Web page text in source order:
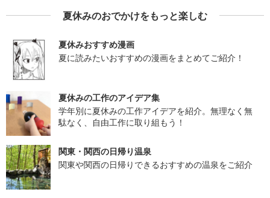
夏休みのおでかけをもっと楽しむ
夏休みおすすめ漫画
夏に読みたいおすすめの漫画をまとめてご紹介！
夏休みの工作のアイデア集
学年別に夏休みの工作アイデアを紹介。無理なく無
駄なく、自由工作に取り組もう！
関東・関西の日帰り温泉
関東や関西の日帰りできるおすすめの温泉をご紹介